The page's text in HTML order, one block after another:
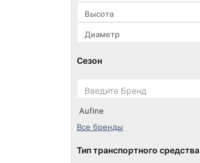
Сезон
Aufine
Все бренды
Тип транспортного средства